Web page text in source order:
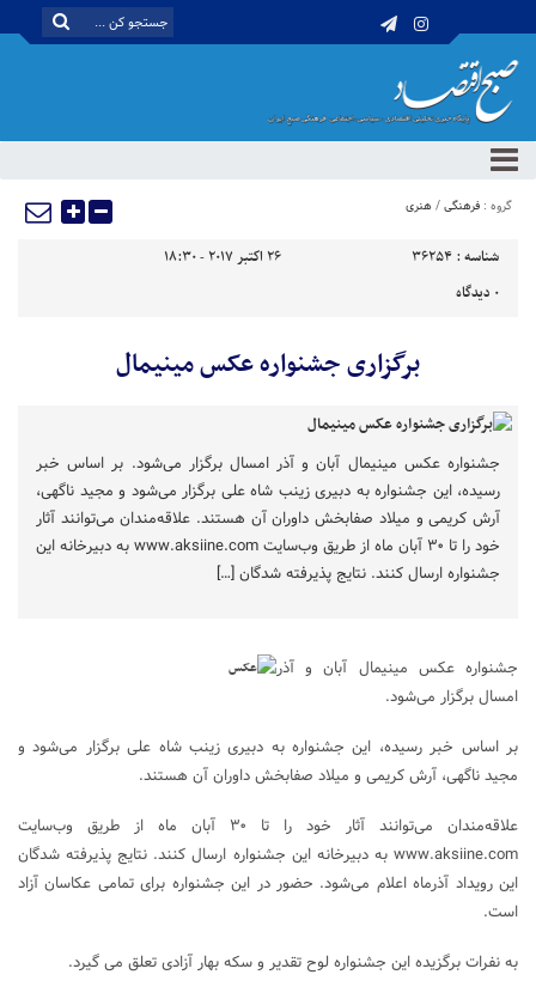
گروه : فرهنگی/هنری
شناسه : 36254
26 اکتبر 2017 - 18:30
0 دیدگاه
برگزاری جشنواره عکس مینیمال
جشنواره عکس مینیمال آبان و آذر امسال برگزار می‌شود. بر اساس خبر
رسیده، این جشنواره به دبیری زینب شاه علی برگزار می‌شود و مجید ناگهی،
آرش کریمی و میلاد صفابخش داوران آن هستند. علاقه‌مندان می‌توانند آثار
خود را تا ٣٠ آبان ماه از طریق وب‌سایت www.aksiine.com به دبیرخانه این
جشنواره ارسال کنند. نتایج پذیرفته شدگان […]
جشنواره عکس مینیمال آبان و آذر
امسال برگزار می‌شود.
بر اساس خبر رسیده، این جشنواره به دبیری زینب شاه علی برگزار می‌شود و
مجید ناگهی، آرش کریمی و میلاد صفابخش داوران آن هستند.
علاقه‌مندان می‌توانند آثار خود را تا ٣٠ آبان ماه از طریق وب‌سایت
www.aksiine.com به دبیرخانه این جشنواره ارسال کنند. نتایج پذیرفته شدگان
این رویداد آذرماه اعلام می‌شود. حضور در این جشنواره برای تمامی عکاسان آزاد
است.
به نفرات برگزیده این جشنواره لوح تقدیر و سکه بهار آزادی تعلق می گیرد.